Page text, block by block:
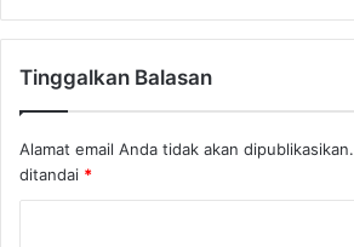
Tinggalkan Balasan
Alamat email Anda tidak akan dipublikasikan.
ditandai *